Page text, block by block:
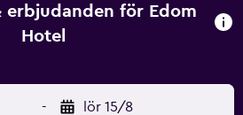
tebryggare. Städning erbjuds
kan fås på begäran.
erbjudanden för Edom
Hotel
- lör 15/8